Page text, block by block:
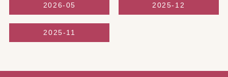
2026-05 2025-12
2025-11